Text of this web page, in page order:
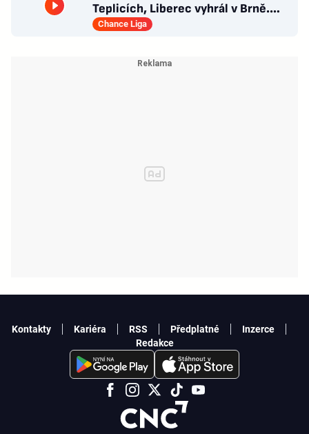
Teplicích, Liberec vyhrál v Brně.
Zlín - Bohemians 0:2
Chance Liga
Kontakty Kariéra RSS Předplatné
Inzerce
Redakce